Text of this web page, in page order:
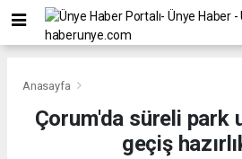
Anasayfa
Çorum'da süreli park
geçiş